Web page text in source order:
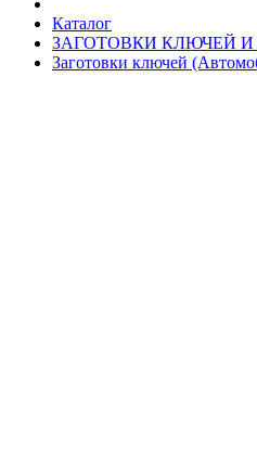
Каталог
ЗАГОТОВКИ КЛЮЧЕЙ
Заготовки ключей